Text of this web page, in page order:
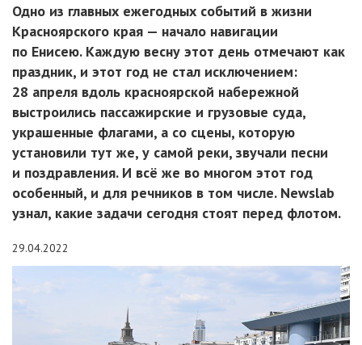
Одно из главных ежегодных событий в жизни
Красноярского края — начало навигации
по Енисею. Каждую весну этот день отмечают как
праздник, и этот год не стал исключением:
28 апреля вдоль красноярской набережной
выстроились пассажирские и грузовые суда,
украшенные флагами, а со сцены, которую
установили тут же, у самой реки, звучали песни
и поздравления. И всё же во многом этот год
особенный, и для речников в том числе. Newslab
узнал, какие задачи сегодня стоят перед флотом.
29.04.2022